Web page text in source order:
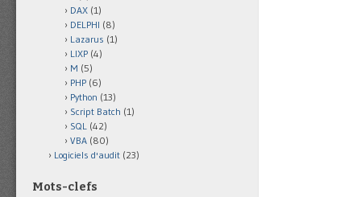
DAX (1)
DELPHI (8)
Lazarus (1)
LIXP (4)
M (5)
PHP (6)
Python (13)
Script Batch (1)
SQL (42)
VBA (80)
Logiciels d'audit (23)
Mots-clefs